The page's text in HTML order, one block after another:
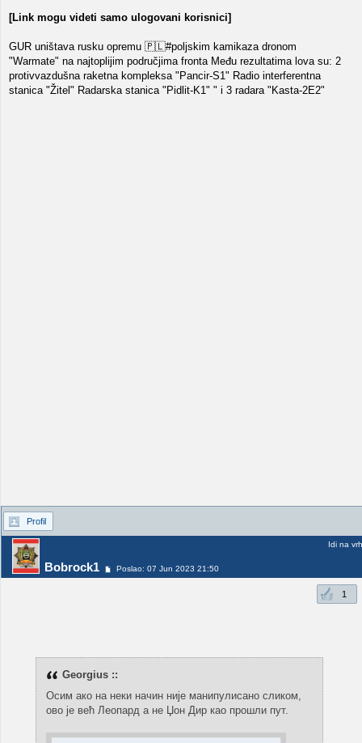
[Link mogu videti samo ulogovani korisnici]
GUR uništava rusku opremu 🇵🇱#poljskim kamikaza dronom
"Warmate" na najtoplijim područjima fronta Među rezultatima lova su: 2
protivvazdušna raketna kompleksa "Pancir-S1" Radio interferentna
stanica "Žitel" Radarska stanica "Pidlit-K1" " i 3 radara "Kasta-2E2"
Profil
Bobrock1 Poslao: 07 Jun 2023 21:50
Idi na vrh
1
Georgius ::
Осим ако на неки начин није манипулисано сликом,
ово је већ Леопард а не Џон Дир као прошли пут.